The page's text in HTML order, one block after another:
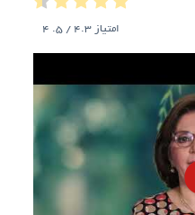
امتیاز 4.3
/ 5.
4